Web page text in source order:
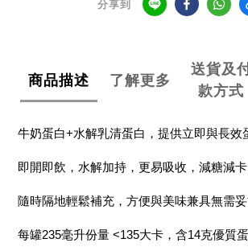
分享到
商品描述 了解更多
送貨及
款方式
牛奶蛋白+水解乳清蛋白，提供立即與長效
即開即飲，水解加持，更易吸收，減糖減卡
隨時隔地輕鬆補充，方便與美味兼具無需
每罐235毫升份量 <135大卡，含14克優質